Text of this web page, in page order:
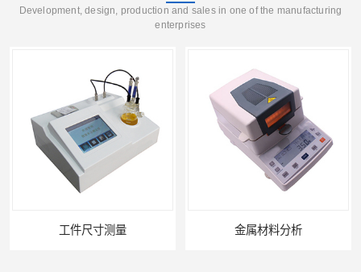
Development, design, production and sales in one of the manufacturing
enterprises
工件尺寸测量 金属材料分析